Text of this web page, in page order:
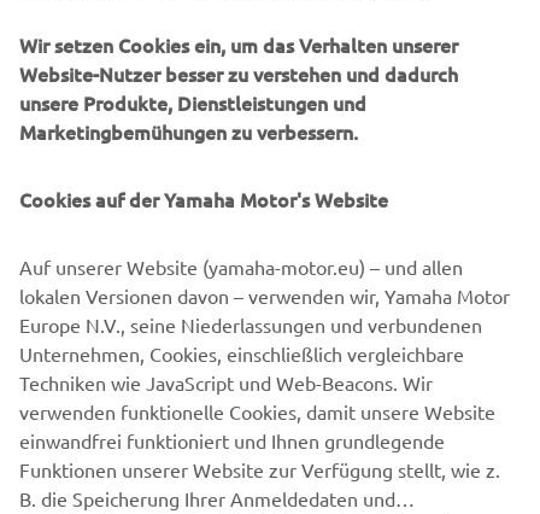
führend in Sachen Komfort, Haltbarkeit und Innovation.
Ihre RIBs und Schlauchboote sind weltweit für ihre
Stabilität, Sicherheit und vielseitige Einsatzfähigkeit
bekannt. Für Familien, Taucher, Abenteurer und Profis
hochseetauglichen RIB. Diese Boote verkörpern Freiheit,
Vergnügen und Zuverlässigkeit auf allen Gewässern.
OFFIZIELLE WEBSITE VON ZODIAC
Wir setzen Cookies ein, um das Verhalten unserer
Website-Nutzer besser zu verstehen und dadurch
unsere Produkte, Dienstleistungen und
Marketingbemühungen zu verbessern.
Cookies auf der Yamaha Motor's Website
Auf unserer Website (yamaha-motor.eu) – und allen
lokalen Versionen davon – verwenden wir, Yamaha Motor
Europe N.V., seine Niederlassungen und verbundenen
Unternehmen, Cookies, einschließlich vergleichbare
Techniken wie JavaScript und Web-Beacons. Wir
verwenden funktionelle Cookies, damit unsere Website
einwandfrei funktioniert und Ihnen grundlegende
Funktionen unserer Website zur Verfügung stellt, wie z.
B. die Speicherung Ihrer Anmeldedaten und